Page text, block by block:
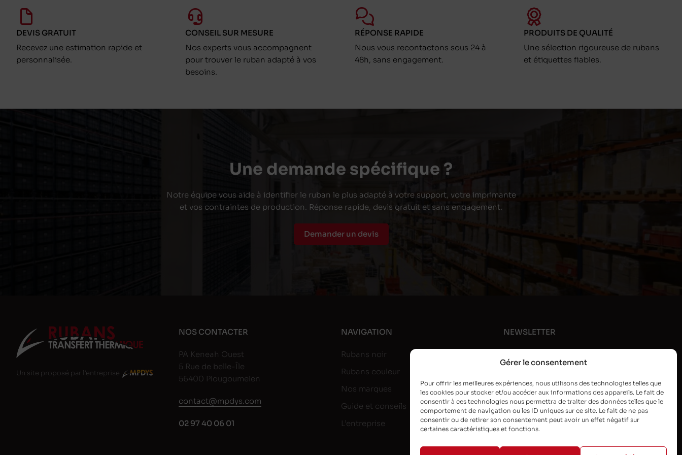
Gérer le consentement
Pour offrir les meilleures expériences, nous utilisons des technologies telles que
les cookies pour stocker et/ou accéder aux informations des appareils. Le fait de
consentir à ces technologies nous permettra de traiter des données telles que le
comportement de navigation ou les ID uniques sur ce site. Le fait de ne pas
consentir ou de retirer son consentement peut avoir un effet négatif sur
certaines caractéristiques et fonctions.
DEVIS GRATUIT
Recevez une estimation rapide et
personnalisée.
CONSEIL SUR MESURE
Nos experts vous accompagnent
pour trouver le ruban adapté à vos
besoins.
RÉPONSE RAPIDE
Nous vous recontactons sous 24 à
48h, sans engagement.
PRODUITS DE QUALITÉ
Une sélection rigoureuse de rubans
et étiquettes fiables.
Une demande spécifique ?
Notre équipe vous aide à identifier le ruban le plus adapté à votre support, votre imprimante
et vos contraintes de production. Réponse rapide, devis gratuit et sans engagement.
Demander un devis
Un site proposé par l'entreprise
NOS CONTACTER
PA Keneah Ouest
5 Rue de belle-Île
56400 Plougoumelen
contact@mpdys.com
02 97 40 06 01
NAVIGATION
Rubans noir
Rubans couleur
Nos marques
Guide et conseils
L’entreprise
NEWSLETTER